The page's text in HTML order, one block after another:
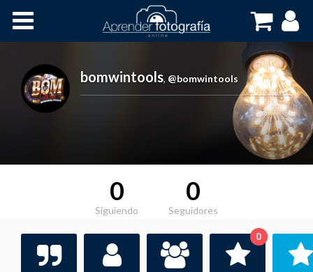
Cursos OnLine
bomwintools, @bomwintools
0
Siguiendo
0
Seguidores
0